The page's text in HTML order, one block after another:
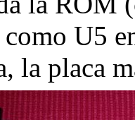
U5
la placa